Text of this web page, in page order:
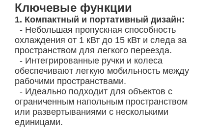
Ключевые функции
1. Компактный и портативный дизайн:
- Небольшая пропускная способность
охлаждения от 1 кВт до 15 кВт и следа за
пространством для легкого переезда.
- Интегрированные ручки и колеса
обеспечивают легкую мобильность между
рабочими пространствами.
- Идеально подходит для объектов с
ограниченным напольным пространством
или развертываниями с несколькими
единицами.